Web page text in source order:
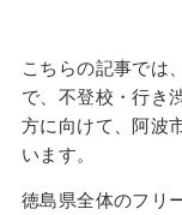
こちらの記事では
で、不登校・行き
方に向けて、阿波
います。
徳島県全体のフリ